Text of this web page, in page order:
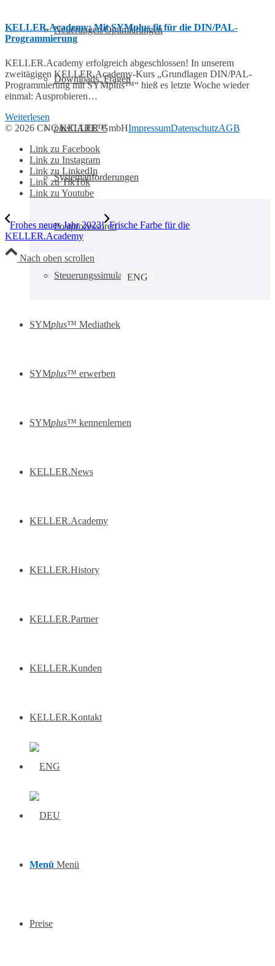
Neuerungen/Optimierungen
Downloads, Fragen
plusCARE™
Systemanforderungen
Postprozessoren
Steuerungssimulatoren
SYMplus™ Mediathek
SYMplus™ erwerben
SYMplus™ kennenlernen
KELLER.News
KELLER.Academy
KELLER.History
KELLER.Partner
KELLER.Kunden
KELLER.Kontakt
Menü Menü
Preise
KELLER.Academy: Mit SYMplus fit für die DIN/PAL-
Programmierung
KELLER.Academy erfolgreich abgeschlossen! In unserem
zweitägigen KELLER.Academy-Kurs „Grundlagen DIN/PAL-
Programmierung mit SYMplus™“ hieß es letzte Woche wieder
einmal: Ausprobieren…
Weiterlesen
© 2026 CNC KELLER GmbHImpressumDatenschutzAGB
Link zu Facebook
Link zu Instagram
Link zu LinkedIn
Link zu TikTok
Link zu Youtube
Frohes neues Jahr 2023! Frische Farbe für die
KELLER.Academy
Nach oben scrollen
ENG